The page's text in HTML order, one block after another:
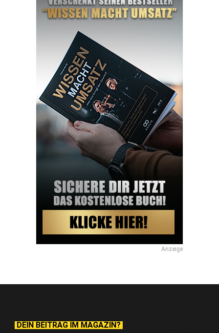
Anzeige
DEIN BEITRAG IM MAGAZIN?